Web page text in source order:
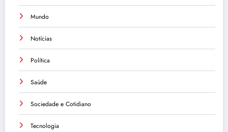
Mundo
Notícias
Política
Saúde
Sociedade e Cotidiano
Tecnologia